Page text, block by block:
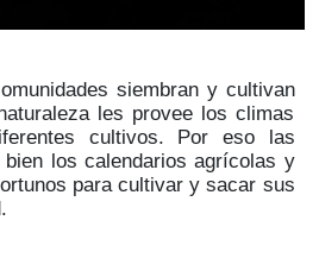
siembran y cultivan
les provee los climas
cultivos. Por eso las
bien los calendarios agrícolas y
para cultivar y sacar sus